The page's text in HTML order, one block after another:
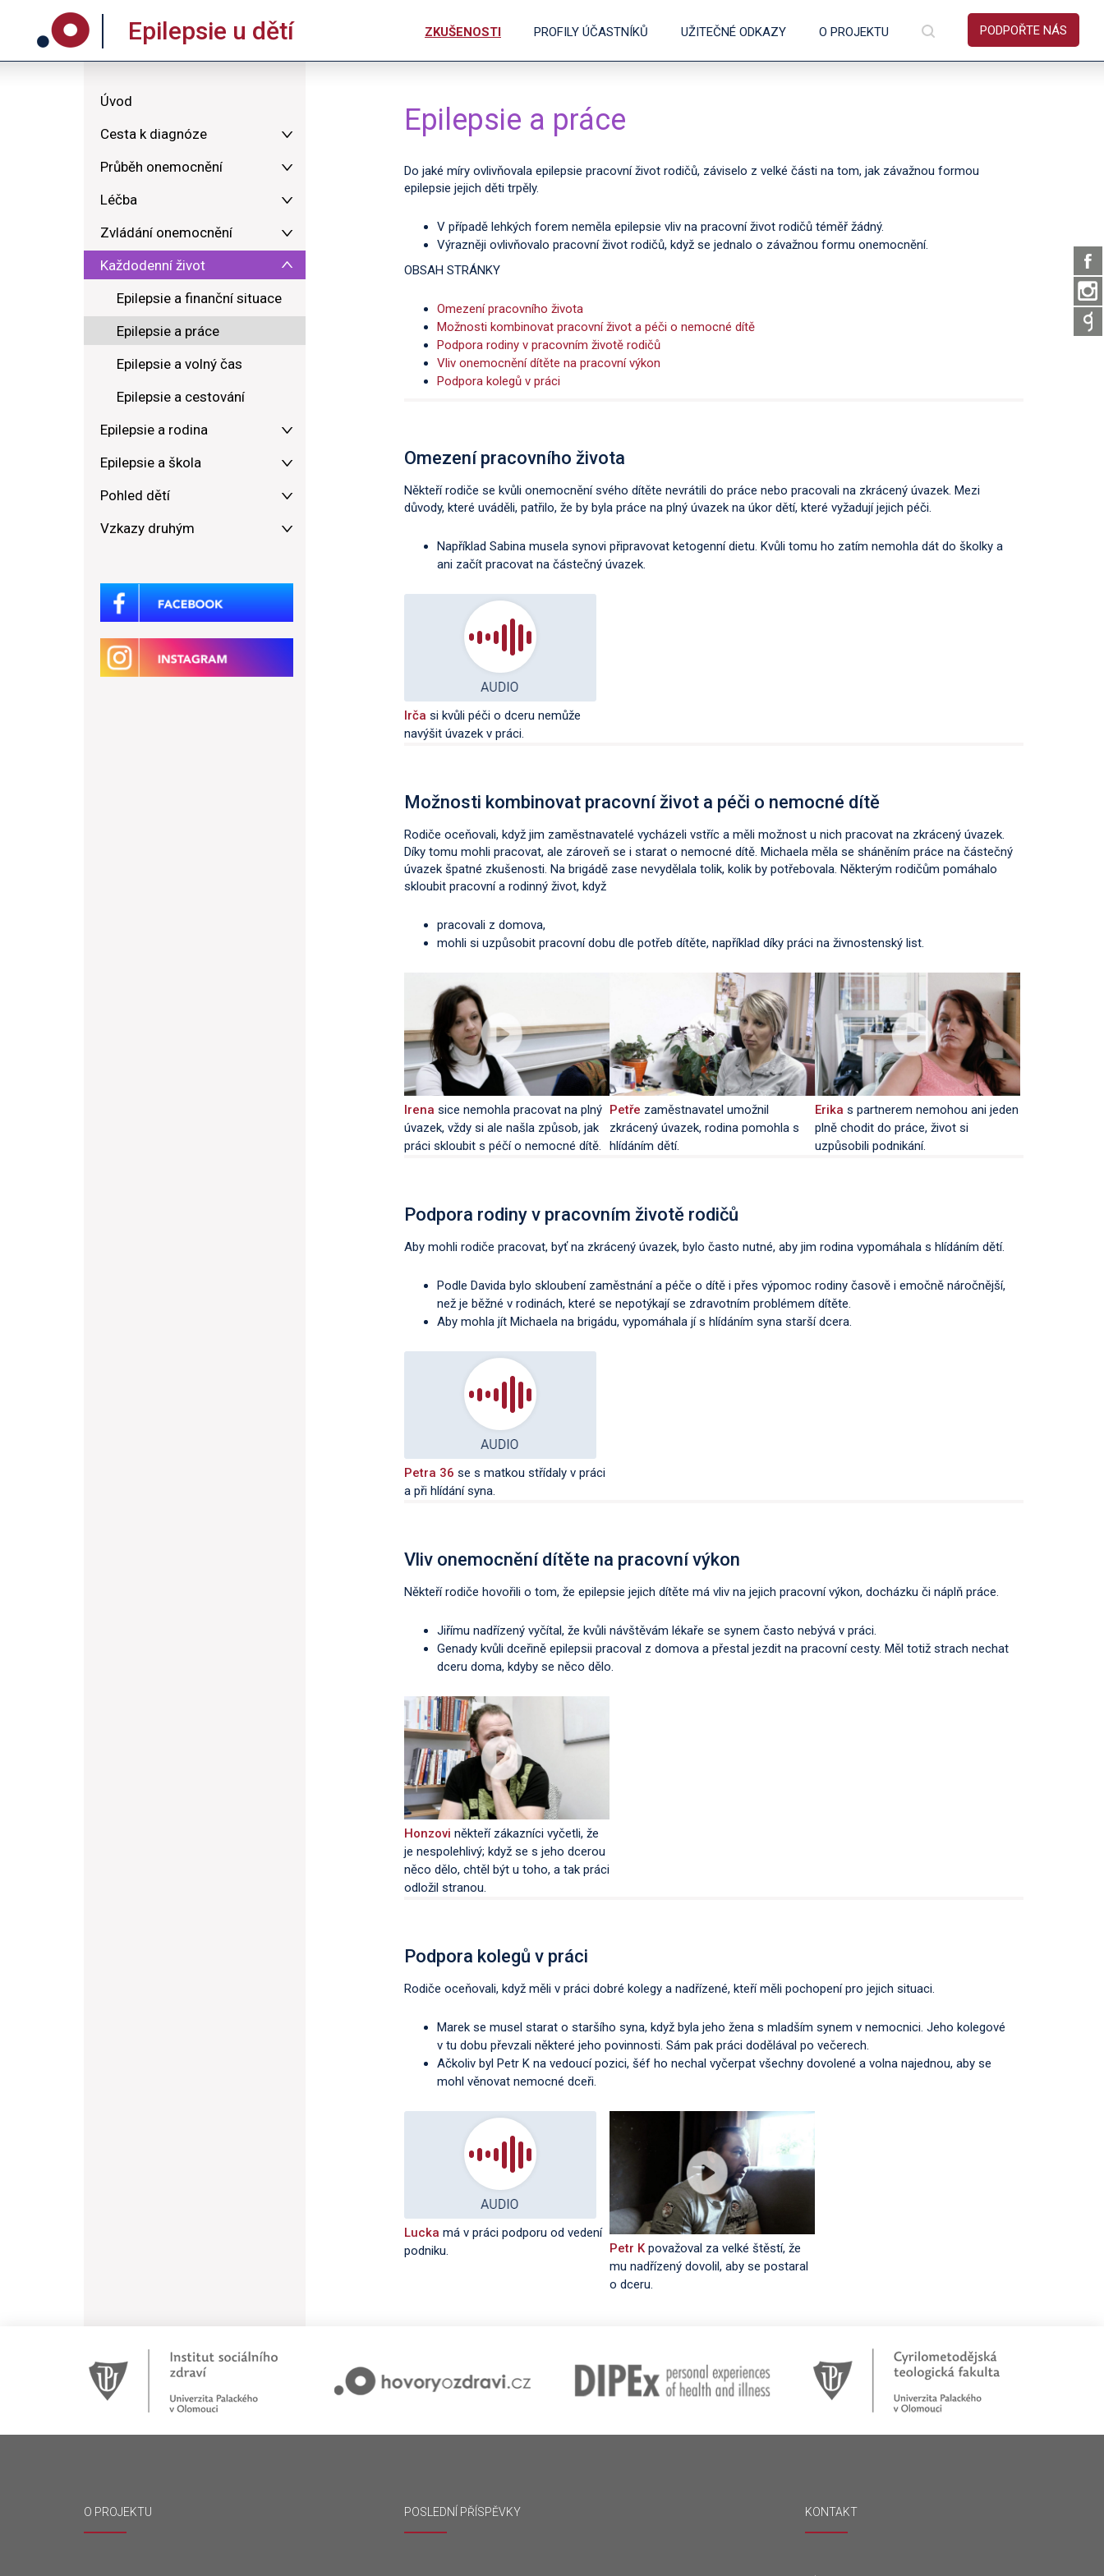
Epilepsie u dětí PODPOŘTE NÁS
ZKUŠENOSTI PROFILY ÚČASTNÍKŮ UŽITEČNÉ ODKAZY O PROJEKTU
Úvod
Cesta k diagnóze
Průběh onemocnění
Léčba
Zvládání onemocnění
Každodenní život
Epilepsie a finanční situace
Epilepsie a práce
Epilepsie a volný čas
Epilepsie a cestování
Epilepsie a rodina
Epilepsie a škola
Pohled dětí
Vzkazy druhým
Epilepsie a práce
Do jaké míry ovlivňovala epilepsie pracovní život rodičů, záviselo z velké části na tom, jak závažnou formou
epilepsie jejich děti trpěly.
V případě lehkých forem neměla epilepsie vliv na pracovní život rodičů téměř žádný.
Výrazněji ovlivňovalo pracovní život rodičů, když se jednalo o závažnou formu onemocnění.
OBSAH STRÁNKY
Omezení pracovního života
Možnosti kombinovat pracovní život a péči o nemocné dítě
Podpora rodiny v pracovním životě rodičů
Vliv onemocnění dítěte na pracovní výkon
Podpora kolegů v práci
Omezení pracovního života
Někteří rodiče se kvůli onemocnění svého dítěte nevrátili do práce nebo pracovali na zkrácený úvazek. Mezi
důvody, které uváděli, patřilo, že by byla práce na plný úvazek na úkor dětí, které vyžadují jejich péči.
Například Sabina musela synovi připravovat ketogenní dietu. Kvůli tomu ho zatím nemohla dát do školky a
ani začít pracovat na částečný úvazek.
Irča si kvůli péči o dceru nemůže
navýšit úvazek v práci.
Možnosti kombinovat pracovní život a péči o nemocné dítě
Rodiče oceňovali, když jim zaměstnavatelé vycházeli vstříc a měli možnost u nich pracovat na zkrácený úvazek.
Díky tomu mohli pracovat, ale zároveň se i starat o nemocné dítě. Michaela měla se sháněním práce na částečný
úvazek špatné zkušenosti. Na brigádě zase nevydělala tolik, kolik by potřebovala. Některým rodičům pomáhalo
skloubit pracovní a rodinný život, když
pracovali z domova,
mohli si uzpůsobit pracovní dobu dle potřeb dítěte, například díky práci na živnostenský list.
Irena sice nemohla pracovat na plný
úvazek, vždy si ale našla způsob, jak
práci skloubit s péčí o nemocné dítě.
Petře zaměstnavatel umožnil
zkrácený úvazek, rodina pomohla s
hlídáním dětí.
Erika s partnerem nemohou ani jeden
plně chodit do práce, život si
uzpůsobili podnikání.
Podpora rodiny v pracovním životě rodičů
Aby mohli rodiče pracovat, byť na zkrácený úvazek, bylo často nutné, aby jim rodina vypomáhala s hlídáním dětí.
Podle Davida bylo skloubení zaměstnání a péče o dítě i přes výpomoc rodiny časově i emočně náročnější,
než je běžné v rodinách, které se nepotýkají se zdravotním problémem dítěte.
Aby mohla jít Michaela na brigádu, vypomáhala jí s hlídáním syna starší dcera.
Petra 36 se s matkou střídaly v práci
a při hlídání syna.
Vliv onemocnění dítěte na pracovní výkon
Někteří rodiče hovořili o tom, že epilepsie jejich dítěte má vliv na jejich pracovní výkon, docházku či náplň práce.
Jiřímu nadřízený vyčítal, že kvůli návštěvám lékaře se synem často nebývá v práci.
Genady kvůli dceřině epilepsii pracoval z domova a přestal jezdit na pracovní cesty. Měl totiž strach nechat
dceru doma, kdyby se něco dělo.
Honzovi někteří zákazníci vyčetli, že
je nespolehlivý; když se s jeho dcerou
něco dělo, chtěl být u toho, a tak práci
odložil stranou.
Podpora kolegů v práci
Rodiče oceňovali, když měli v práci dobré kolegy a nadřízené, kteří měli pochopení pro jejich situaci.
Marek se musel starat o staršího syna, když byla jeho žena s mladším synem v nemocnici. Jeho kolegové
v tu dobu převzali některé jeho povinnosti. Sám pak práci dodělával po večerech.
Ačkoliv byl Petr K na vedoucí pozici, šéf ho nechal vyčerpat všechny dovolené a volna najednou, aby se
mohl věnovat nemocné dceři.
Lucka má v práci podporu od vedení
podniku.
Petr Kpovažoval za velké štěstí, že
mu nadřízený dovolil, aby se postaral
o dceru.
O PROJEKTU POSLEDNÍ PŘÍSPĚVKY KONTAKT